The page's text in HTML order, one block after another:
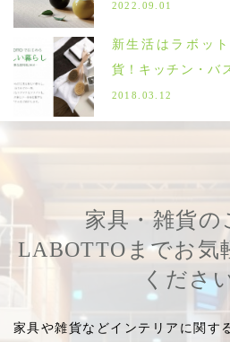
2022.09.01
新生活はラボッ
貨！キッチン・バ
2018.03.12
家具・雑貨の
LABOTTOまでお気
くださ
家具や雑貨などインテリアに関す